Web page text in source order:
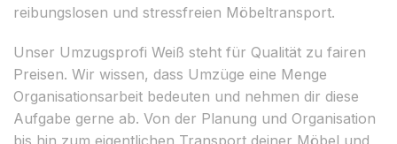
reibungslosen und stressfreien Möbeltransport.
Unser Umzugsprofi Weiß steht für Qualität zu fairen
Preisen. Wir wissen, dass Umzüge eine Menge
Organisationsarbeit bedeuten und nehmen dir diese
Aufgabe gerne ab. Von der Planung und Organisation
bis hin zum eigentlichen Transport deiner Möbel und